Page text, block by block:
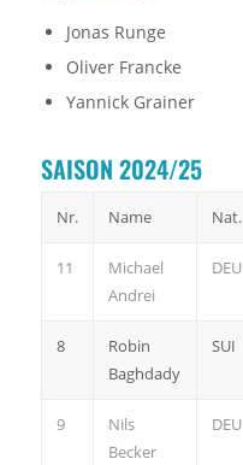
Jonas Runge
Oliver Francke
Yannick Grainer
SAISON 2024/25
Nr. Name Nat.
11
Michael
Andrei
DEU
8
Robin
Baghdady
SUI
9
Nils
Becker
DEU